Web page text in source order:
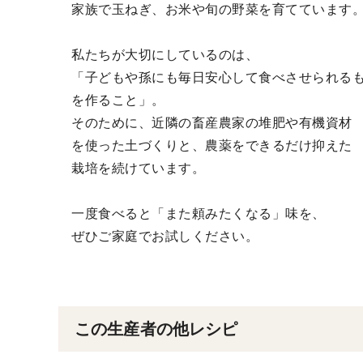
家族で玉ねぎ、お米や旬の野菜を育てています
私たちが大切にしているのは、
「子どもや孫にも毎日安心して食べさせられる
を作ること」。
そのために、近隣の畜産農家の堆肥や有機資材
を使った土づくりと、農薬をできるだけ抑えた
栽培を続けています。
一度食べると「また頼みたくなる」味を、
ぜひご家庭でお試しください。
この生産者の他レシピ